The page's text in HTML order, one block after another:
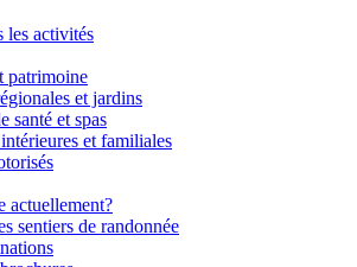
les activités
patrimoine
et jardins
santé et spas
et familiales
actuellement?
sentiers de randonnée